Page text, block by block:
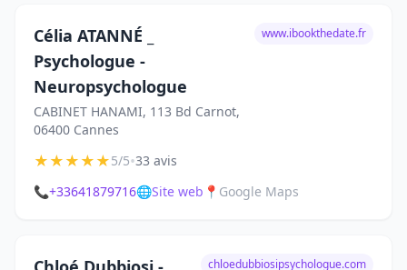
Célia ATANNÉ _
Psychologue -
Neuropsychologue
CABINET HANAMI, 113 Bd Carnot,
06400 Cannes
www.ibookthedate.fr
★★★★★5/5•33 avis
📞+33641879716🌐Site web 📍 Google Maps
chloedubbiosipsychologue.com